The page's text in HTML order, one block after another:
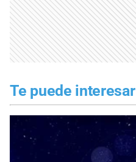
Te puede interesar